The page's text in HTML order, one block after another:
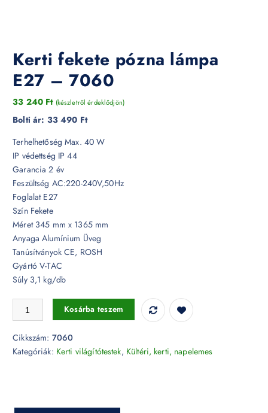
Kerti fekete pózna lámpa
E27 – 7060
33 240 Ft (készletről érdeklődjön)
Bolti ár: 33 490 Ft
Terhelhetőség Max. 40 W
IP védettség IP 44
Garancia 2 év
Feszültség AC:220-240V,50Hz
Foglalat E27
Szín Fekete
Méret 345 mm x 1365 mm
Anyaga Alumínium Üveg
Tanúsítványok CE, ROSH
Gyártó V-TAC
Súly 3,1 kg/db
Kerti fekete pózna lámpa E27 - 7060 mennyiség
Kosárba teszem
Cikkszám: 7060
Kategóriák: Kerti világítótestek, Kültéri, kerti, napelemes